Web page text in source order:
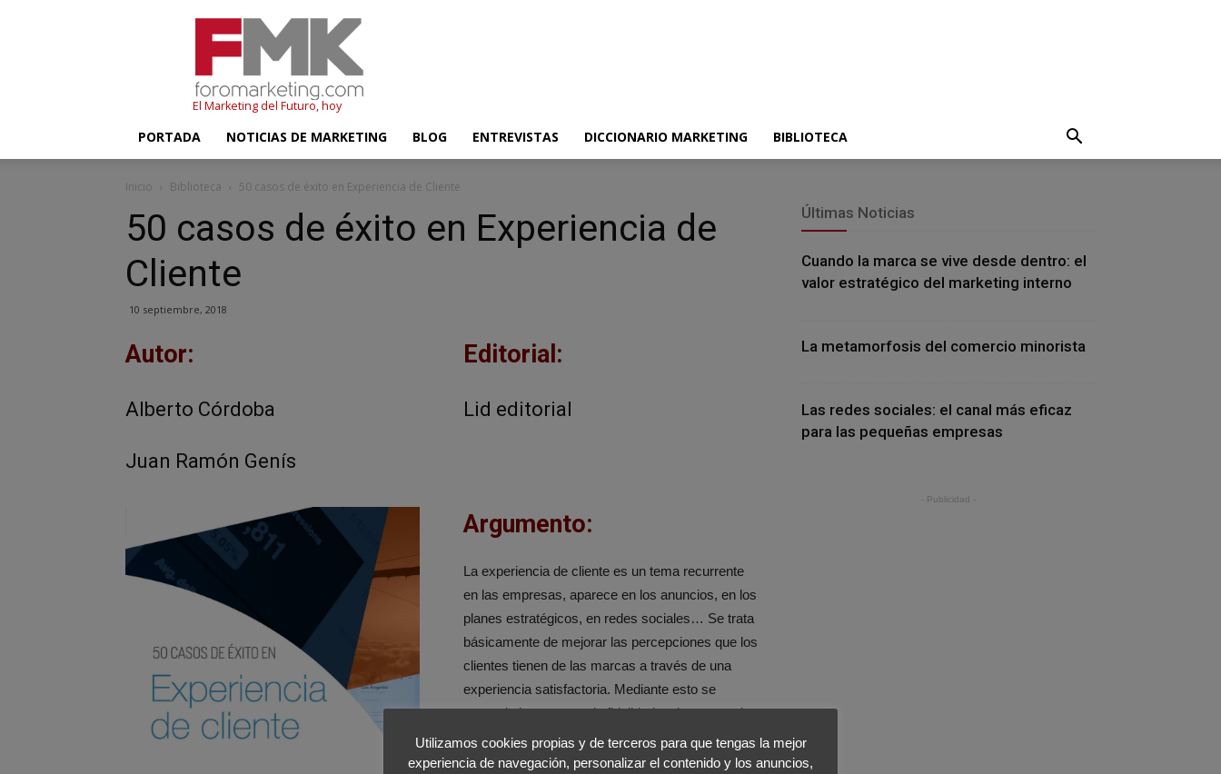
El Marketing del Futuro, hoy
PORTADA NOTICIAS DE MARKETING BLOG ENTREVISTAS DICCIONARIO MARKETING BIBLIOTECA
Inicio Biblioteca 50 casos de éxito en Experiencia de Cliente
50 casos de éxito en Experiencia de
Cliente
10 septiembre, 2018
Autor:
Alberto Córdoba
Juan Ramón Genís
Editorial:
Lid editorial
Argumento:
La experiencia de cliente es un tema recurrente
en las empresas, aparece en los anuncios, en los
planes estratégicos, en redes sociales… Se trata
básicamente de mejorar las percepciones que los
clientes tienen de las marcas a través de una
experiencia satisfactoria. Mediante esto se
pretende incrementar la fidelidad y el compromiso
de los consumidores. Este libro recoge los 50
casos de las mejores prácticas en Costumer
Últimas Noticias
Cuando la marca se vive desde dentro: el
valor estratégico del marketing interno
La metamorfosis del comercio minorista
Las redes sociales: el canal más eficaz
para las pequeñas empresas
- Publicidad -
Utilizamos cookies propias y de terceros para que tengas la mejor
experiencia de navegación, personalizar el contenido y los anuncios,